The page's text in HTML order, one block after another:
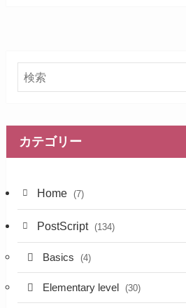
カテゴリー
Home (7)
PostScript (134)
Basics (4)
Elementary level (30)